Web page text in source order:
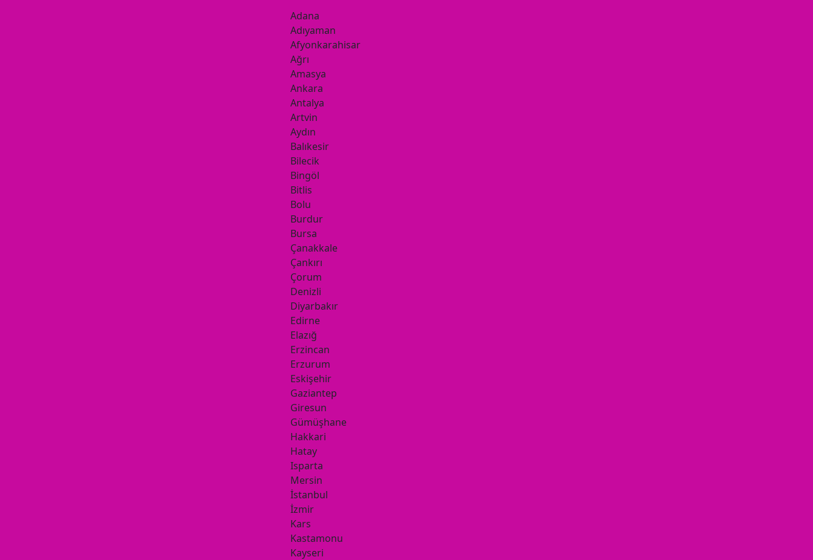
Adana
Adıyaman
Afyonkarahisar
Ağrı
Amasya
Ankara
Antalya
Artvin
Aydın
Balıkesir
Bilecik
Bingöl
Bitlis
Bolu
Burdur
Bursa
Çanakkale
Çankırı
Çorum
Denizli
Diyarbakır
Edirne
Elazığ
Erzincan
Erzurum
Eskişehir
Gaziantep
Giresun
Gümüşhane
Hakkari
Hatay
Isparta
Mersin
İstanbul
İzmir
Kars
Kastamonu
Kayseri